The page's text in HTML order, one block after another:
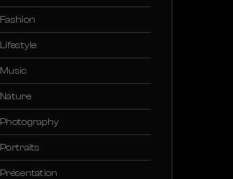
Fashion
Lifestyle
Music
Nature
Photography
Portraits
Présentation